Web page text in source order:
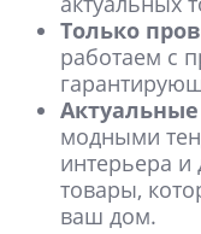
Только
работаем с
модными
интерьера и
товары,
ваш дом.